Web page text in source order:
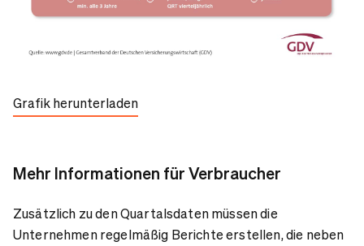
Grafik herunterladen
Mehr Informationen für Verbraucher
Zusätzlich zu den Quartalsdaten müssen die
Unternehmen regelmäßig Berichte erstellen, die neben